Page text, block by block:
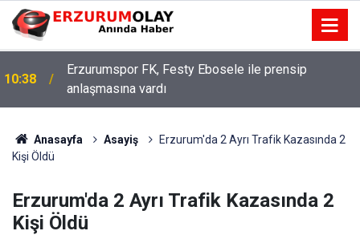
10:38
Erzurumspor FK, Festy Ebosele ile prensip
anlaşmasına vardı
Anasayfa Asayiş
Erzurum'da 2 Ayrı Trafik Kazasında 2
Kişi Öldü
Erzurum'da 2 Ayrı Trafik Kazasında 2
Kişi Öldü